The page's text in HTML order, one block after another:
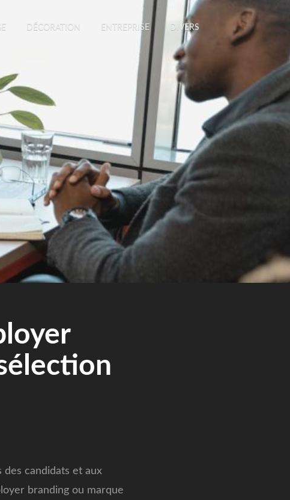
DÉCORATION ENTREPRISE DIVERS
candidats et aux
branding ou marque